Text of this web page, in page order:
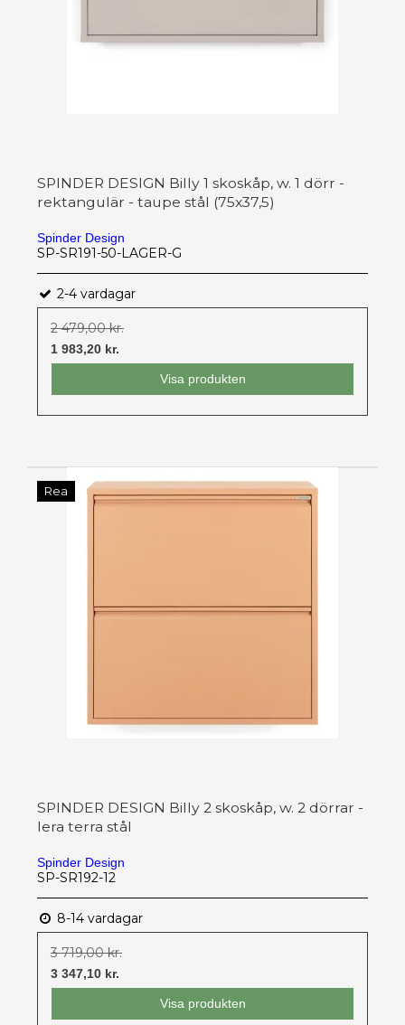
SPINDER DESIGN Billy 1 skoskåp, w. 1 dörr -
rektangulär - taupe stål (75x37,5)
Spinder Design
SP-SR191-50-LAGER-G
2-4 vardagar
2 479,00 kr.
1 983,20 kr.
Visa produkten
Rea
SPINDER DESIGN Billy 2 skoskåp, w. 2 dörrar -
lera terra stål
Spinder Design
SP-SR192-12
8-14 vardagar
3 719,00 kr.
3 347,10 kr.
Visa produkten